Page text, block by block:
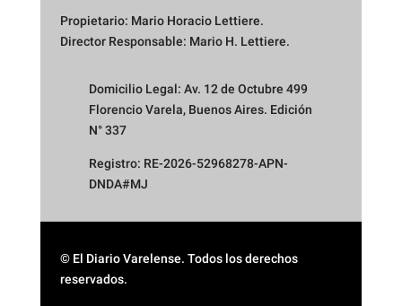
Propietario: Mario Horacio Lettiere.
Director Responsable: Mario H. Lettiere.
Domicilio Legal: Av. 12 de Octubre 499
Florencio Varela, Buenos Aires. Edición
N° 337
Registro: RE-2026-52968278-APN-
DNDA#MJ
© El Diario Varelense. Todos los derechos
reservados.